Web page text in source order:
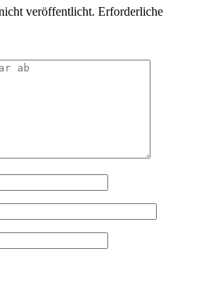
veröffentlicht. Erforderliche